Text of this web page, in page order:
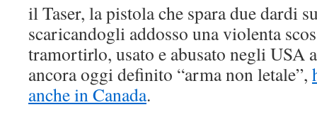
il Taser, la pistola che spara due dardi
scaricandogli addosso una violenta
tramortirlo, usato e abusato negli USA
ancora oggi definito “arma non letale”,
anche in Canada.